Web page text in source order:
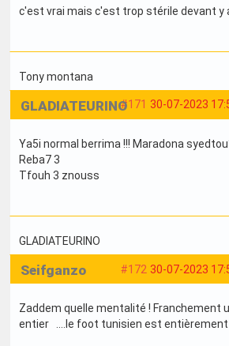
c'est vrai mais c'est trop stérile devant y
Tony montana
#171 30-07-2023
GLADIATEURINO
Ya5i normal berrima !!! Maradona
Reba7 3
Tfouh 3 znouss
GLADIATEURINO
#172 30-07-2023
Seifganzo
Zaddem quelle mentalité ! Franchement
entier ....le foot tunisien est